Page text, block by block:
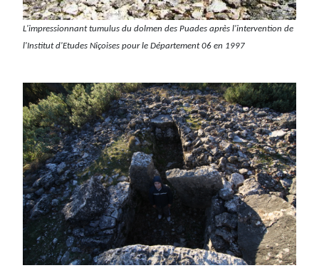
L'impressionnant tumulus du dolmen des Puades après l'intervention de
l'Institut d'Etudes Niçoises pour le Département 06 en 1997